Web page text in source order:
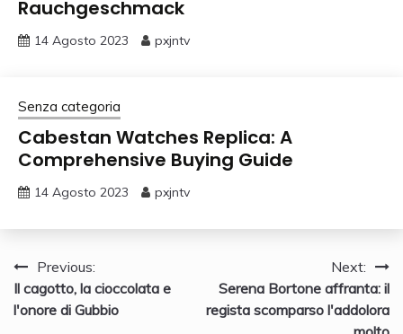
Rauchgeschmack
14 Agosto 2023 pxjntv
Senza categoria
Cabestan Watches Replica: A
Comprehensive Buying Guide
14 Agosto 2023 pxjntv
Navigazione
articoli
Previous:
Il cagotto, la cioccolata e
l'onore di Gubbio
Next:
Serena Bortone affranta: il
regista scomparso l'addolora